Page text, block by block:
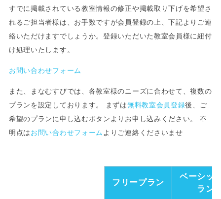
すでに掲載されている教室情報の修正や掲載取り下げを希望さ
れるご担当者様は、お手数ですが会員登録の上、下記よりご連
絡いただけますでしょうか。登録いただいた教室会員様に紐付
け処理いたします。
お問い合わせフォーム
また、まなむすびでは、各教室様のニーズに合わせて、複数の
プランを設定しております。 まずは無料教室会員登録後、ご
希望のプランに申し込むボタンよりお申し込みください。 不
明点はお問い合わせフォーム よりご連絡くださいませ
フリープラン
ベーシッ
ラン